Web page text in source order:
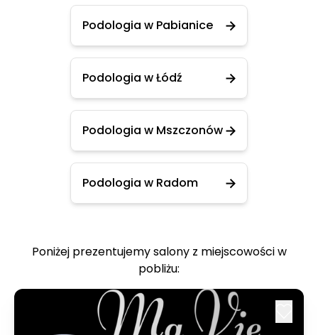
Podologia w Pabianice
Podologia w Łódź
Podologia w Mszczonów
Podologia w Radom
Poniżej prezentujemy salony z miejscowości w
pobliżu: